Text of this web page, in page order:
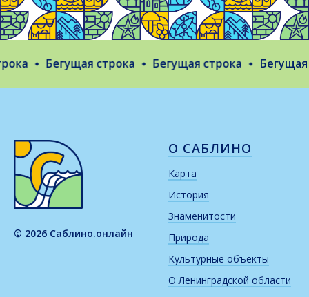
Бегущая строка Бегущая строка Бегущая
© 2026 Саблино.онлайн
О САБЛИНО
Карта
История
Знаменитости
Природа
Культурные объекты
О Ленинградской области